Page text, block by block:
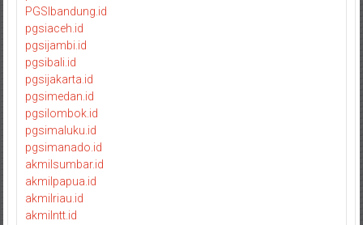
PGSIbandung.id
pgsiaceh.id
pgsijambi.id
pgsibali.id
pgsijakarta.id
pgsimedan.id
pgsilombok.id
pgsimaluku.id
pgsimanado.id
akmilsumbar.id
akmilpapua.id
akmilriau.id
akmilntt.id